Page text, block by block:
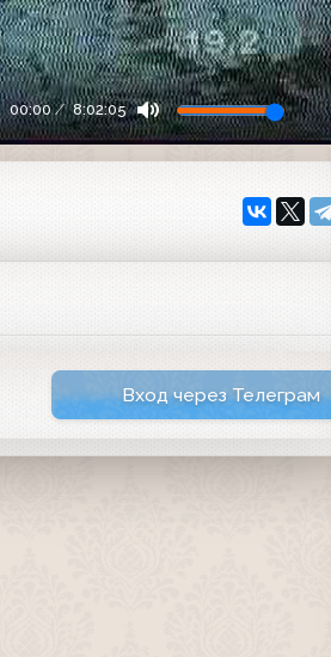
00:00 8:02:05
Вход через Телеграм